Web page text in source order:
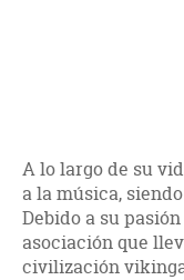
A lo largo de su
a la música,
Debido a su
asociación que
civilización